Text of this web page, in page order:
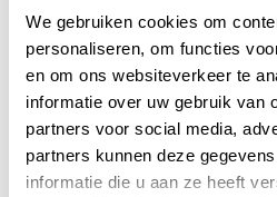
We gebruiken cookies om
personaliseren, om functies
en om ons websiteverkeer te
informatie over uw gebruik van
partners voor social media,
partners kunnen deze
informatie die u aan ze heeft
Application error: a client
-side
loadingwww.teamkappers.nl(see